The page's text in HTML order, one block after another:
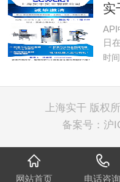
API
日
时
上海实干 版权
备案号： 沪
网站首页 电话咨询